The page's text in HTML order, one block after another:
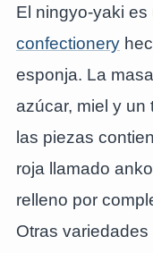
El ningyo-yaki es
confectionery
esponja. La
azúcar, miel y un
las piezas
roja llamado
relleno por
Otras